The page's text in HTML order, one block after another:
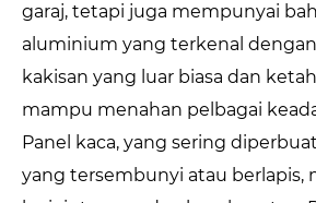
garaj, tetapi juga mempunyai
aluminium yang terkenal
kakisan yang luar biasa dan
mampu menahan pelbagai
Panel kaca, yang sering
yang tersembunyi atau berlapis,